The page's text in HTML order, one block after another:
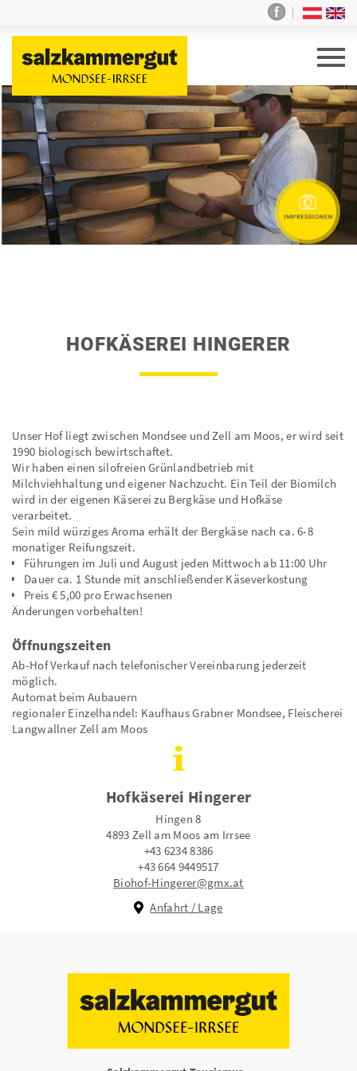
HOFKÄSEREI HINGERER
Unser Hof liegt zwischen Mondsee und Zell am Moos, er wird seit
1990 biologisch bewirtschaftet.
Wir haben einen silofreien Grünlandbetrieb mit
Milchviehhaltung und eigener Nachzucht. Ein Teil der Biomilch
wird in der eigenen Käserei zu Bergkäse und Hofkäse
verarbeitet.
Sein mild würziges Aroma erhält der Bergkäse nach ca. 6-8
monatiger Reifungszeit.
Führungen im Juli und August jeden Mittwoch ab 11:00 Uhr
Dauer ca. 1 Stunde mit anschließender Käseverkostung
Preis € 5,00 pro Erwachsenen
Änderungen vorbehalten!
Öffnungszeiten
Ab-Hof Verkauf nach telefonischer Vereinbarung jederzeit
möglich.
Automat beim Aubauern
regionaler Einzelhandel: Kaufhaus Grabner Mondsee, Fleischerei
Langwallner Zell am Moos
Hofkäserei Hingerer
Hingen 8
4893 Zell am Moos am Irrsee
+43 6234 8386
+43 664 9449517
Biohof-Hingerer@gmx.at
Anfahrt / Lage